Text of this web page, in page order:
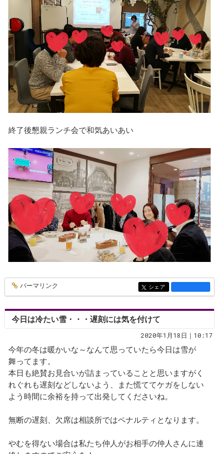
終了後懇親ランチ会で和気あいあい
entry1336
パーマリンク entry1336
シェア
今日は冷たい雪・・・遅刻には気を付けて
2020年1月18日｜10:17
今年の冬は暖かいな～なんて思っていたら今日は雪が
舞ってます。
本日も絶賛お見合いが詰まっていることと思いますがく
れぐれも遅刻などしないよう、また慌ててケガをしない
よう時間に余裕を持って出発してくださいね。
無断の遅刻、欠席は相談所ではペナルティとなります。
やむを得ない場合は私たち仲人がお相手の仲人さんに連